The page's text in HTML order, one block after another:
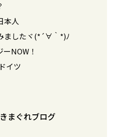
本人
ましたヾ(*´∀｀*)ﾉ
NOW！
イツ
まぐれブログ